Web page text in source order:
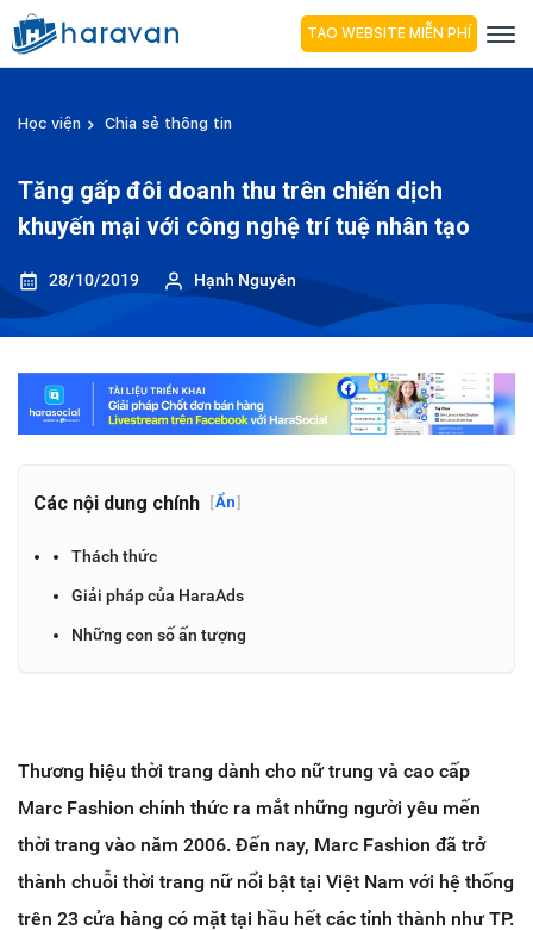
TẠO WEBSITE MIỄN PHÍ
Học viện Chia sẻ thông tin
Tăng gấp đôi doanh thu trên chiến dịch
khuyến mại với công nghệ trí tuệ nhân tạo
28/10/2019 Hạnh Nguyên
Các nội dung chính [Ẩn]
Thách thức
Giải pháp của HaraAds
Những con số ấn tượng
Thương hiệu thời trang dành cho nữ trung và cao cấp
Marc Fashion chính thức ra mắt những người yêu mến
thời trang vào năm 2006. Đến nay, Marc Fashion đã trở
thành chuỗi thời trang nữ nổi bật tại Việt Nam với hệ thống
trên 23 cửa hàng có mặt tại hầu hết các tỉnh thành như TP.